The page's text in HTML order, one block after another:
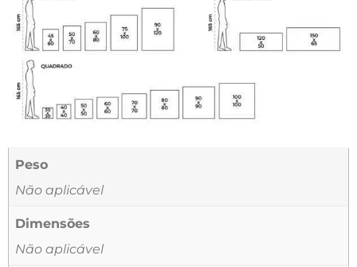
Peso
Não aplicável
Dimensões
Não aplicável